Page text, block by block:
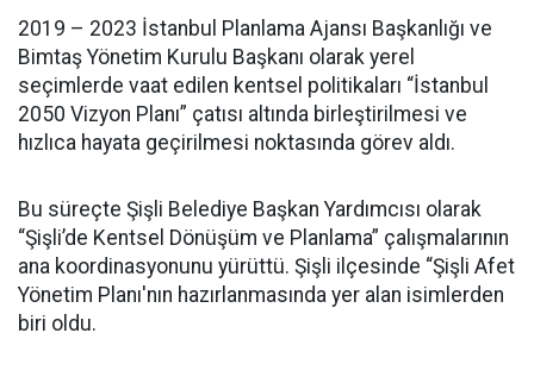
2019 – 2023 İstanbul Planlama Ajansı Başkanlığı ve
Bimtaş Yönetim Kurulu Başkanı olarak yerel
seçimlerde vaat edilen kentsel politikaları “İstanbul
2050 Vizyon Planı” çatısı altında birleştirilmesi ve
hızlıca hayata geçirilmesi noktasında görev aldı.
Bu süreçte Şişli Belediye Başkan Yardımcısı olarak
“Şişli’de Kentsel Dönüşüm ve Planlama” çalışmalarının
ana koordinasyonunu yürüttü. Şişli ilçesinde “Şişli Afet
Yönetim Planı'nın hazırlanmasında yer alan isimlerden
biri oldu.